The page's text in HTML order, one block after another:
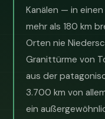
Kanälen — in
mehr als 180 km
Orten nie
Granittürme von
aus der
3.700 km von
ein